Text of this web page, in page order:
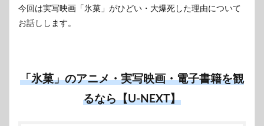
今回は実写映画「氷菓」がひどい・大爆死した理由について
お話しします。
「氷菓」のアニメ・実写映画・電子書籍を観
るなら【U-NEXT】